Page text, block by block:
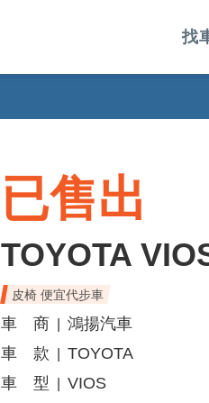
找
已售出
TOYOTA
皮椅 便宜代步車
車 商
鴻揚汽車
車 款
TOYOTA
車 型
VIOS